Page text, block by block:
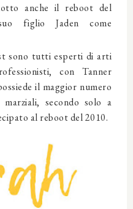
anche il reboot del
figlio Jaden come
sono tutti esperti di arti
con Tanner
il maggior numero
secondo solo a
al reboot del 2010.